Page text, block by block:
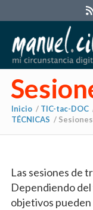
Inicio / TIC-tac-DOC
TÉCNICAS /
Las sesiones de
Dependiendo del
objetivos